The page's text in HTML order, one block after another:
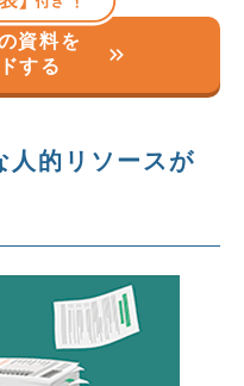
資料を
する
keyboard_double_arrow_right
人的リソースが